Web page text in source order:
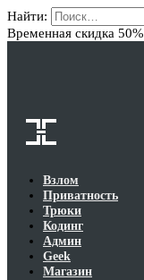
Найти:
Временная скидка 50%
Взлом
Приватность
Трюки
Кодинг
Админ
Geek
Магазин